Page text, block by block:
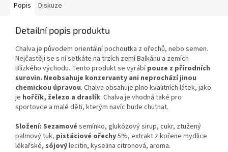
Popis Diskuze
Detailní popis produktu
Chalva je původem orientální pochoutka z ořechů, nebo semen.
Nejčastěji se s ní setkáte na trzích zemí Balkánu a zemích
Blízkého východu. Tento produkt se vyrábípouze z přírodních
surovin. Neobsahuje konzervanty ani neprochází jinou
chemickou úpravou. Chalva obsahuje plno kvalitních látek, jako
je hořčík, železo a draslík. Chalva je vhodná také pro
sportovce a malé děti, kterým navíc bude chutnat.
Složení: Sezamové semínko, glukózový sirup, cukr, ztužený
palmový tuk, pistáciové ořechy5%, extrakt z kořene mydlice
lékařské, sójovýlecitin, kyselina citronová, aroma.